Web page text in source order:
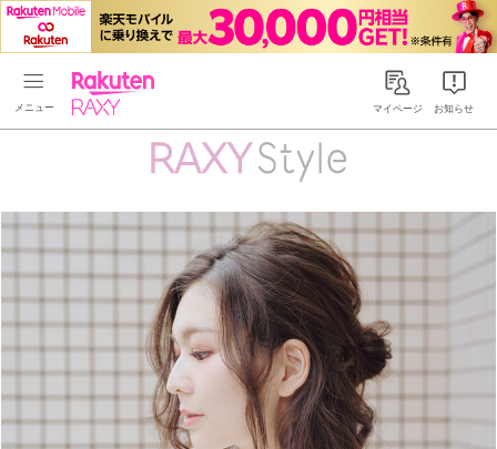
Rakuten RAXYマイページ お知らせ